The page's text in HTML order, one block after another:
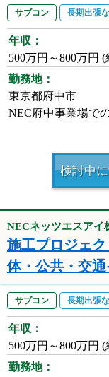
サブコン 長期出張
年収：
500万円～800万円
勤務地：
東京都府中市
NEC府中事業場で
検討中
NECネッツエスアイ
施工プロジェ
体・公共・交通
サブコン 長期出張
年収：
500万円～800万円
勤務地：